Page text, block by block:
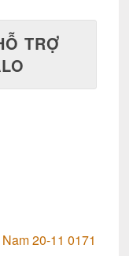
TRỢ
20-11 0171